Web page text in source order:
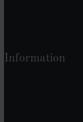
Information